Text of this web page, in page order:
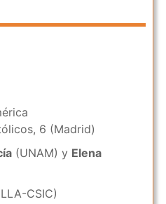
6 (Madrid)
(UNAM) y Elena
CSIC)